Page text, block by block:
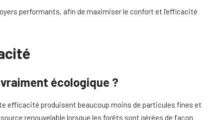
performants, afin de maximiser le confort et l’efficacité
écologique ?
efficacité produisent beaucoup moins de particules fines et
renouvelable lorsque les forêts sont gérées de façon